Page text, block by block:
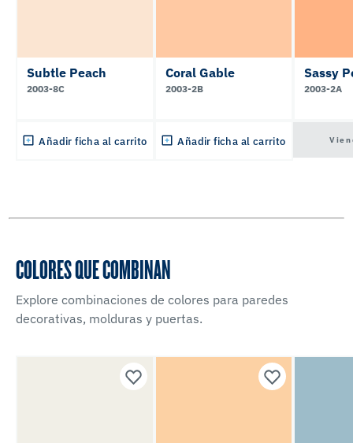
Subtle Peach
2003-8C
Añadir ficha al carrito
Coral Gable
2003-2B
Añadir ficha al carrito
Sassy
2003-2A
COLORES QUE COMBINAN
Explore combinaciones de colores para paredes
decorativas, molduras y puertas.